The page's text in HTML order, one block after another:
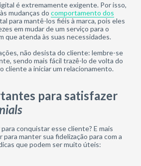
é extremamente exigente. Por isso,
mudanças do comportamento dos
para mantê-los fiéis à marca, pois eles
em mudar de um serviço para o
que atenda às suas necessidades.
não desista do cliente: lembre-se
sendo mais fácil trazê-lo de volta do
cliente a iniciar um relacionamento.
para satisfazer
conquistar esse cliente? E mais
manter sua fidelização para com a
que podem ser muito úteis: